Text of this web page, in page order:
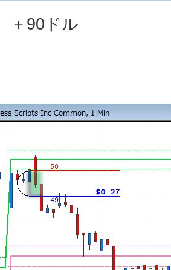
90ドル